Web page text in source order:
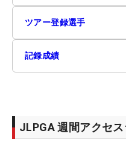
ツアー登録選手
記録成績
JLPGA 週間アクセ